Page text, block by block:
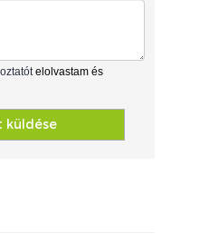
elolvastam és
küldése